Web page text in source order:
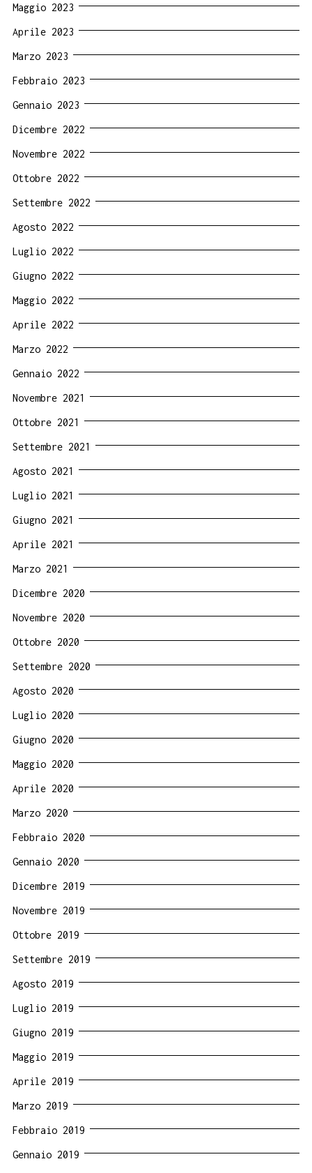
Maggio 2023
Aprile 2023
Marzo 2023
Febbraio 2023
Gennaio 2023
Dicembre 2022
Novembre 2022
Ottobre 2022
Settembre 2022
Agosto 2022
Luglio 2022
Giugno 2022
Maggio 2022
Aprile 2022
Marzo 2022
Gennaio 2022
Novembre 2021
Ottobre 2021
Settembre 2021
Agosto 2021
Luglio 2021
Giugno 2021
Aprile 2021
Marzo 2021
Dicembre 2020
Novembre 2020
Ottobre 2020
Settembre 2020
Agosto 2020
Luglio 2020
Giugno 2020
Maggio 2020
Aprile 2020
Marzo 2020
Febbraio 2020
Gennaio 2020
Dicembre 2019
Novembre 2019
Ottobre 2019
Settembre 2019
Agosto 2019
Luglio 2019
Giugno 2019
Maggio 2019
Aprile 2019
Marzo 2019
Febbraio 2019
Gennaio 2019